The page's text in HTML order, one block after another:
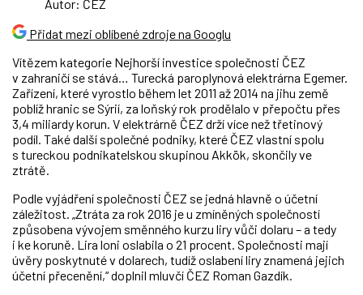
Autor: ČEZ
Přidat mezi oblíbené zdroje na Googlu
Vítězem kategorie Nejhorší investice společnosti ČEZ
v zahraničí se stává… Turecká paroplynová elektrárna Egemer.
Zařízení, které vyrostlo během let 2011 až 2014 na jihu země
poblíž hranic se Sýrií, za loňský rok prodělalo v přepočtu přes
3,4 miliardy korun. V elektrárně ČEZ drží více než třetinový
podíl. Také další společné podniky, které ČEZ vlastní spolu
s tureckou podnikatelskou skupinou Akkök, skončily ve
ztrátě.
Podle vyjádření společnosti ČEZ se jedná hlavně o účetní
záležitost. „Ztráta za rok 2016 je u zmíněných společností
způsobena vývojem směnného kurzu liry vůči dolaru – a tedy
i ke koruně. Lira loni oslabila o 21 procent. Společnosti mají
úvěry poskytnuté v dolarech, tudíž oslabení liry znamená jejich
účetní přecenění,“ doplnil mluvčí ČEZ Roman Gazdík.